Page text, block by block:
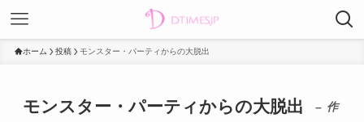
ホーム 投稿 モンスター・パーティからの大脱出
モンスター・パーティからの大脱出
– 作